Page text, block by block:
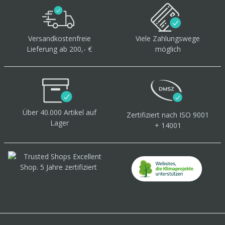
Versandkostenfreie
Lieferung ab 200,- €
Viele Zahlungswege
möglich
Über 40.000 Artikel auf
Lager
Zertifiziert nach ISO 9001
+ 14001